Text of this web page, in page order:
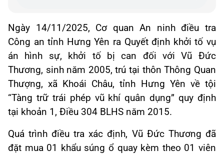
Ngày 14/11/2025, Cơ quan An ninh điều tra
Công an tỉnh Hưng Yên ra Quyết định khởi tố vụ
án hình sự, khởi tố bị can đối với Vũ Đức
Thương, sinh năm 2005, trú tại thôn Thông Quan
Thượng, xã Khoái Châu, tỉnh Hưng Yên về tội
“Tàng trữ trái phép vũ khí quân dụng” quy định
tại khoản 1, Điều 304 BLHS năm 2015.
Quá trình điều tra xác định, Vũ Đức Thương đã
đặt mua 01 khẩu súng ổ quay kèm theo 01 viên